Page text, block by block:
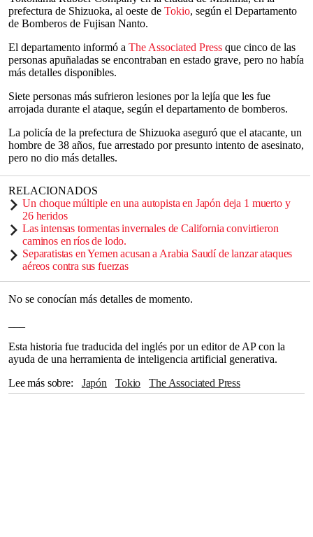
prefectura de Shizuoka, al oeste de Tokio, según el Departamento
de Bomberos de Fujisan Nanto.
El departamento informó a The Associated Press que cinco de las
personas apuñaladas se encontraban en estado grave, pero no había
más detalles disponibles.
Siete personas más sufrieron lesiones por la lejía que les fue
arrojada durante el ataque, según el departamento de bomberos.
La policía de la prefectura de Shizuoka aseguró que el atacante, un
hombre de 38 años, fue arrestado por presunto intento de asesinato,
pero no dio más detalles.
RELACIONADOS
Un choque múltiple en una autopista en Japón deja 1 muerto y
26 heridos
Las intensas tormentas invernales de California convirtieron
caminos en ríos de lodo.
Separatistas en Yemen acusan a Arabia Saudí de lanzar ataques
aéreos contra sus fuerzas
No se conocían más detalles de momento.
Esta historia fue traducida del inglés por un editor de AP con la
ayuda de una herramienta de inteligencia artificial generativa.
Lee más sobre
Japón Tokio The Associated Press